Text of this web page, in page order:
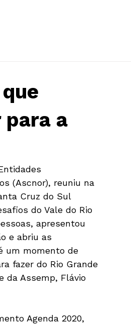
a
(Ascnor), reuniu na
Cruz do Sul
do Vale do Rio
apresentou
e abriu as
um momento de
fazer do Rio Grande
da Assemp, Flávio
Agenda 2020,